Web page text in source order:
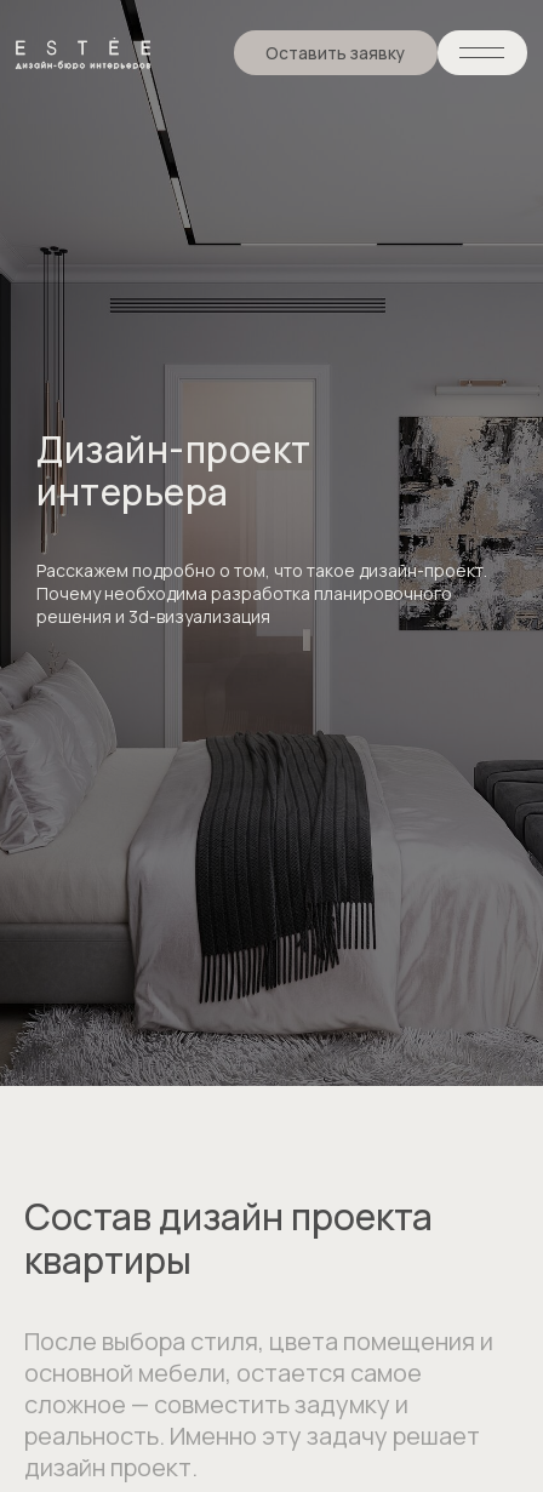
Оставить заявку
Дизайн-проект
интерьера
Расскажем подробно о том, что такое дизайн-проект.
Почему необходима разработка планировочного
решения и 3d-визуализация
Состав дизайн проекта
квартиры
После выбора стиля, цвета помещения и
основной мебели, остается самое
сложное — совместить задумку и
реальность. Именно эту задачу решает
дизайн проект.